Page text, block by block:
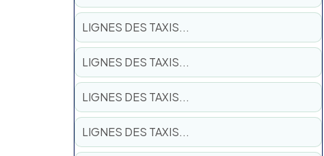
LIGNES DES TAXIS...
LIGNES DES TAXIS...
LIGNES DES TAXIS...
LIGNES DES TAXIS...